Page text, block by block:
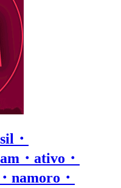
・
・ativo・
namoro・